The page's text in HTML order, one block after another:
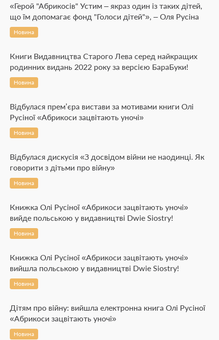
«Герой "Абрикосів" Устим – якраз один із таких дітей,
що їм допомагає фонд "Голоси дітей"», – Оля Русіна
Новина
Книги Видавництва Старого Лева серед найкращих
родинних видань 2022 року за версією БараБуки!
Новина
Відбулася прем’єра вистави за мотивами книги Олі
Русіної «Абрикоси зацвітають уночі»
Новина
Відбулася дискусія «З досвідом війни не наодинці. Як
говорити з дітьми про війну»
Новина
Книжка Олі Русіної «Абрикоси зацвітають уночі»
вийде польською у видавництві Dwie Siostry!
Новина
Книжка Олі Русіної «Абрикоси зацвітають уночі»
вийшла польською у видавництві Dwie Siostry!
Новина
Дітям про війну: вийшла електронна книга Олі Русіної
«Абрикоси зацвітають уночі»
Новина